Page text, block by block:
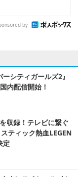
by
シティガールズ2』
内配信開始！
収録！テレビに繋ぐ
ティック熱血LEGEN
定